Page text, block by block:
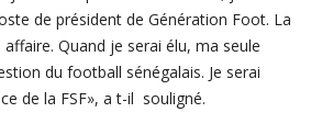
de président de Génération Foot. La
affaire. Quand je serai élu, ma seule
du football sénégalais. Je serai
de la FSF», a t-il souligné.